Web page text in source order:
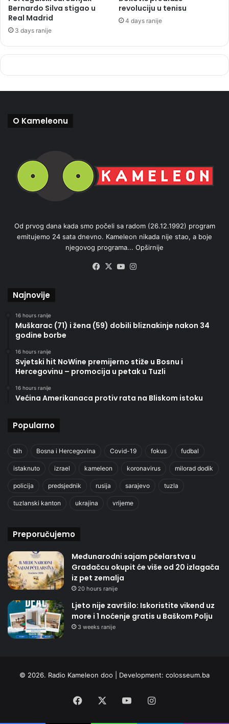
Bernardo Silva stigao u
Real Madrid
3 days ranije
revoluciju u tenisu
4 days ranije
O Kameleonu
Od prvog dana kada smo počeli sa radom (26.12.1992) program
emitujemo 24 sata dnevno. Kameleon nikada nije stao, a boje
njegovog programa... Opširnije
Facebook
X YouTube
Najnovije
16 hours ranije
Muškarac (71) i žena (59) dobili bliznakinje nakon 34
godine borbe
16 hours ranije
Svjetski hit NoWine premijerno stiže u Bosnu i
Hercegovinu – promocija u petak u Tuzli
16 hours ranije
Većina Amerikanaca protiv rata na Bliskom istoku
Popularno
bih Bosna i Hercegovina Covid-19 fokus fudbal
istaknuto izrael kameleon koronavirus milorad dodik
policija predsjednik rusija sarajevo tuzla
tuzlanski kanton ukrajina vrijeme
Preporučujemo
Međunarodni sajam pčelarstva u
Gradačcu okupit će više od 20 izlagača
iz pet zemalja
20 hours ranije
Ljeto nije završilo: Iskoristite vikend uz
more i 1 noćenje gratis u Baškom Polju
3 weeks ranije
© 2026. Radio Kameleon doo | Development: colosseum.ba
Facebook YouTubeInstagram